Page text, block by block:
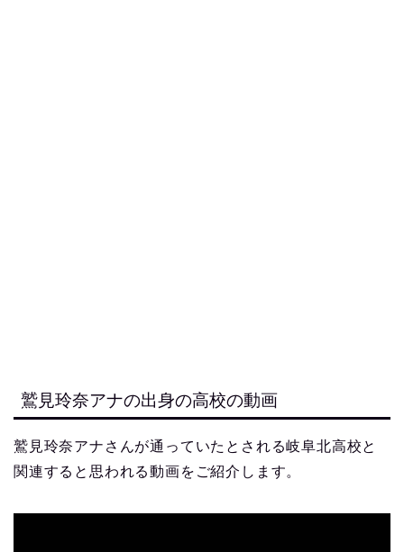
鷲見玲奈アナの出身の高校の動画
鷲見玲奈アナさんが通っていたとされる岐阜北高校と
関連すると思われる動画をご紹介します。